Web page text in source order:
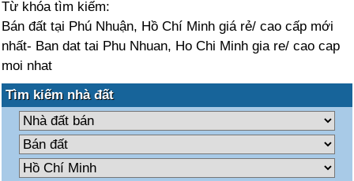
Từ khóa tìm kiếm:
Bán đất tại Phú Nhuận, Hồ Chí Minh giá rẻ/ cao cấp mới
nhất- Ban dat tai Phu Nhuan, Ho Chi Minh gia re/ cao cap
moi nhat
Tìm kiếm nhà đất